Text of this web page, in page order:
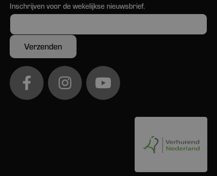
Inschrijven voor de wekelijkse nieuwsbrief.